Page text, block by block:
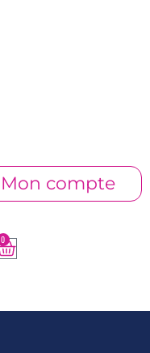
Mon compte
0